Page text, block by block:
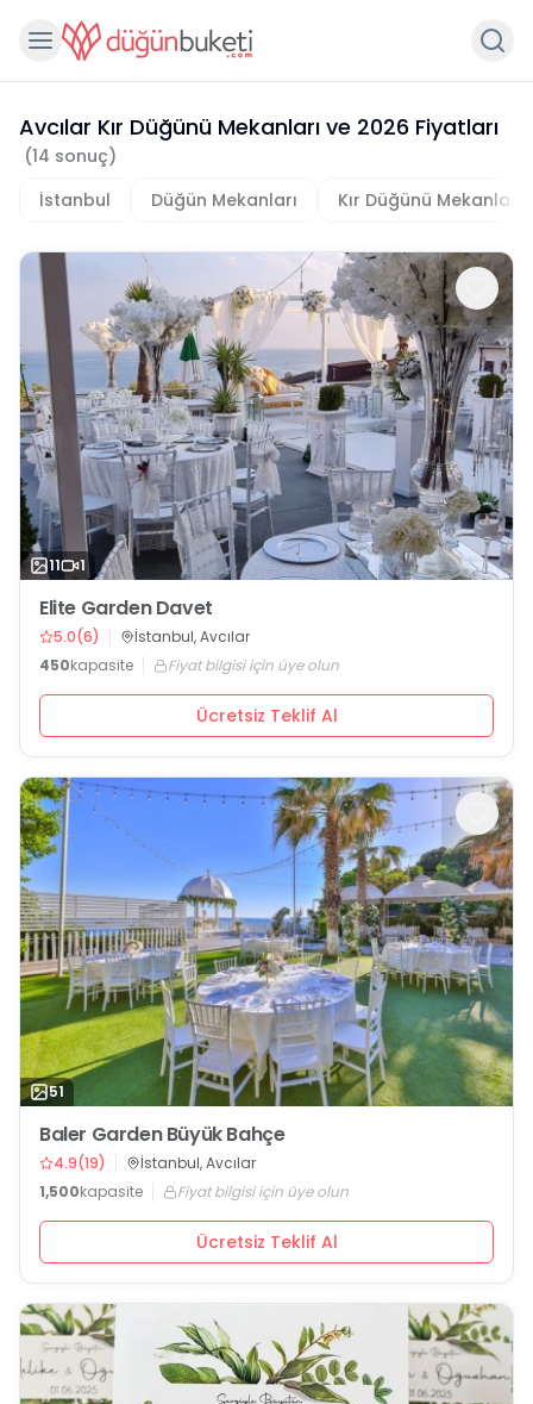
Avcılar Kır Düğünü Mekanları ve 2026 Fiyatları
(14 sonuç)
İstanbul
Düğün Mekanları Kır Düğünü Mekanları
11 1
Elite Garden Davet
5.0(6)
İstanbul, Avcılar
450kapasite Fiyat bilgisi için üye olun
Ücretsiz Teklif Al
51
Baler Garden Büyük Bahçe
4.9(19)
İstanbul, Avcılar
1,500kapasite Fiyat bilgisi için üye olun
Ücretsiz Teklif Al